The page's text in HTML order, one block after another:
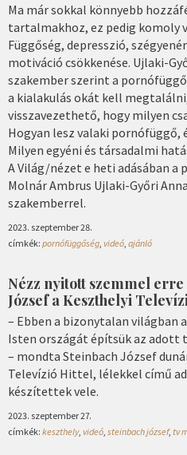
Ma már sokkal könnyebb
tartalmakhoz, ez pedig komoly
Függőség, depresszió,
motiváció csökkenése. Ujlaki-
szakember szerint a
a kialakulás okát kell
visszavezethető, hogy milyen
Hogyan lesz valaki pornófüggő,
Milyen egyéni és társadalmi
A Világ/nézet e heti adásában
Molnár Ambrus Ujlaki-Győri
szakemberrel.
2023. szeptember 28.
címkék: pornófüggőség videó ajánló
Nézz nyitott szemmel erre
József a Keszthelyi
– Ebben a bizonytalan világban
Isten országát építsük az adott
– mondta Steinbach József
Televízió Hittel, lélekkel című
készítettek vele.
2023. szeptember 27.
címkék: keszthely, videó, steinbach józsef, tv